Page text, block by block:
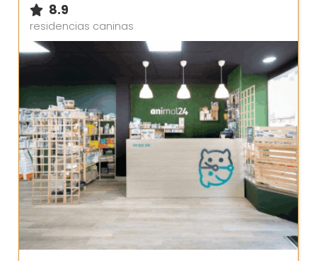
8.9
residencias caninas